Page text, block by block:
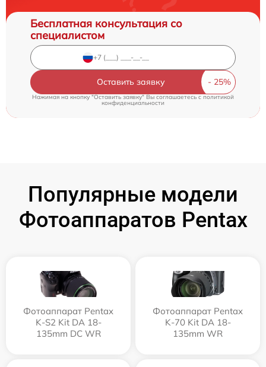
Бесплатная консультация со
специалистом
Оставить заявку
Нажимая на кнопку "Оставить заявку" Вы соглашаетесь cполитикой
конфиденциальности
Популярные модели
Фотоаппаратов Pentax
Фотоаппарат Pentax
K-S2 Kit DA 18-
135mm DC WR
Фотоаппарат Pentax
K-70 Kit DA 18-
135mm WR